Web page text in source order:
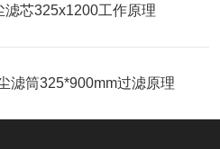
滤芯325x1200工作原理
滤筒325*900mm过滤原理